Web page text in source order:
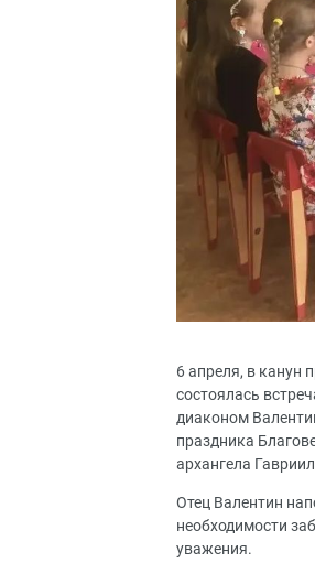
6 апреля, в канун
состоялась
диаконом
праздника
архангела
Отец Валентин
необходимости
уважения.